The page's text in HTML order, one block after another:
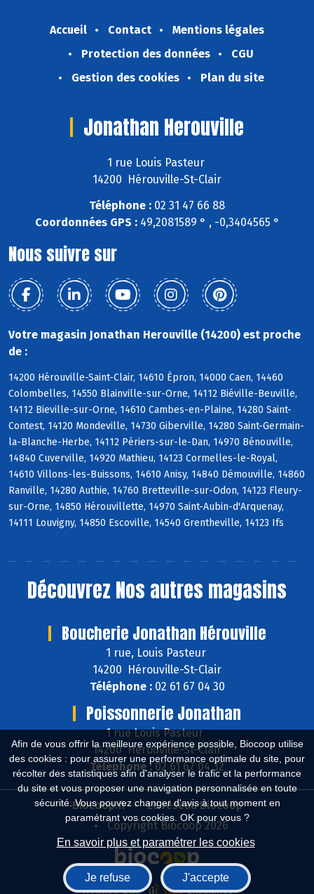
Afin de vous offrir la meilleure expérience possible, Biocoop utilise
des cookies : pour assurer une performance optimale du site, pour
récolter des statistiques afin d'analyser le trafic et la performance
du site et vous proposer une navigation personnalisée en toute
sécurité. Vous pouvez changer d'avis à tout moment en
paramétrant vos cookies. OK pour vous ?
En savoir plus et paramétrer les cookies
Je refuse J'accepte
Accueil Contact
Mentions légales
Protection des données
CGU
Gestion des cookies
Plan du site
Jonathan Herouville
1 rue Louis Pasteur
14200 Hérouville-St-Clair
Téléphone : 02 31 47 66 88
Coordonnées GPS :49,2081589 ° , -0,3404565 °
Nous suivre sur
Votre magasin Jonathan Herouville (14200) est proche
de :
14200 Hérouville-Saint-Clair, 14610 Épron, 14000 Caen, 14460
Colombelles, 14550 Blainville-sur-Orne, 14112 Biéville-Beuville,
14112 Bieville-sur-Orne, 14610 Cambes-en-Plaine, 14280 Saint-
Contest, 14120 Mondeville, 14730 Giberville, 14280 Saint-Germain-
la-Blanche-Herbe, 14112 Périers-sur-le-Dan, 14970 Bénouville,
14840 Cuverville, 14920 Mathieu, 14123 Cormelles-le-Royal,
14610 Villons-les-Buissons, 14610 Anisy, 14840 Démouville, 14860
Ranville, 14280 Authie, 14760 Bretteville-sur-Odon, 14123 Fleury-
sur-Orne, 14850 Hérouvillette, 14970 Saint-Aubin-d'Arquenay,
14111 Louvigny, 14850 Escoville, 14540 Grentheville, 14123 Ifs
Découvrez Nos autres magasins
Boucherie Jonathan Hérouville
1 rue, Louis Pasteur
14200 Hérouville-St-Clair
Téléphone :02 61 67 04 30
Poissonnerie Jonathan
1 rue Louis Pasteur
14200 Hérouville-St-Clair
Téléphone :02 61 67 04 32
Biocoop.fr
Le réseau Biocoop
Copyright Biocoop 2026
Réalisé par